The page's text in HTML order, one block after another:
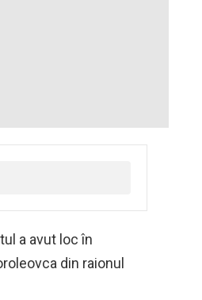
a avut loc în
din raionul